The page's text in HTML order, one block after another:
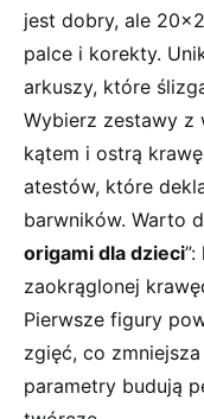
jest dobry, ale
palce i korekty.
arkuszy, które
Wybierz zestawy z
kątem i ostrą
atestów, które
barwników. Warto
origami dla dzieci
zaokrąglonej
Pierwsze figury
zgięć, co
parametry budują